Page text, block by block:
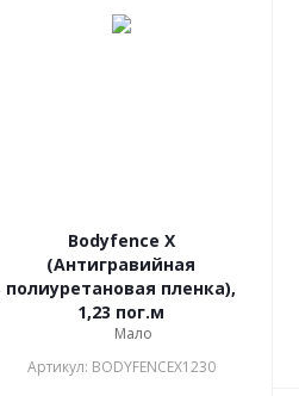
Bodyfence X
(Антигравийная
полиуретановая пленка),
1,23 пог.м
Мало
Артикул: BODYFENCEX1230